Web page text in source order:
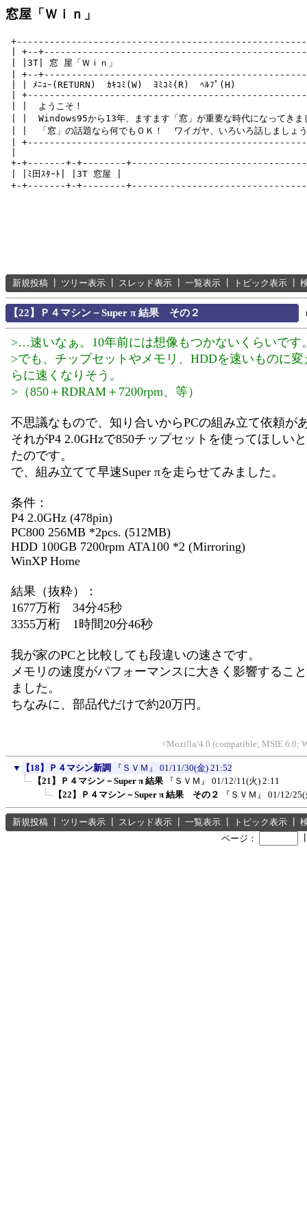
窓屋「Ｗｉｎ」
| +--
| |3T| 窓 屋「Ｗｉｎ」
| +--
| | ﾒﾆｭｰ(RETURN)  ｶｷｺﾐ(W)  ﾖﾐｺﾐ(R)  ﾍﾙﾌﾟ(H)　　　　　　
|
| |  ようこそ！
| |  Windows95から13年、ますます「窓」が重要な時代になって
| |  「窓」の話題なら何でもＯＫ！  ワイガヤ、いろいろ話しま
|
+-+-------+-+--------
| |ﾐ田ｽﾀｰﾄ| |3T 窓屋 |
新規投稿 ツリー表示 スレッド表示 一覧表示 トピック表示
【22】Ｐ４マシン－Super π 結果 その２
>…速いなぁ。10年前には想像もつかないくらいです
>でも、チップセットやメモリ、HDDを速いものに
らに速くなりそう。
>（850＋RDRAM＋7200rpm、等）
不思議なもので、知り合いからPCの組み立て依頼が
それがP4 2.0GHzで850チップセットを使ってほしい
たのです。
で、組み立てて早速Super πを走らせてみました。
条件：
P4 2.0GHz (478pin)
PC800 256MB *2pcs. (512MB)
HDD 100GB 7200rpm ATA100 *2 (Mirroring)
WinXP Home
結果（抜粋）：
1677万桁 34分45秒
3355万桁 1時間20分46秒
我が家のPCと比較しても段違いの速さです。
メモリの速度がパフォーマンスに大きく影響するこ
ました。
ちなみに、部品代だけで約20万円。
<Mozilla/4.0 (compatible; MSIE 6.0;
▼ 【18】Ｐ４マシン新調 『ＳＶＭ』 01/11/30(金) 21:52
【21】Ｐ４マシン－Super π 結果
『ＳＶＭ』 01/12/11(火) 2:11
【22】Ｐ４マシン－Super π 結果 その２
『ＳＶＭ』 01/12/
新規投稿 ツリー表示 スレッド表示 一覧表示 トピック表示
ページ：